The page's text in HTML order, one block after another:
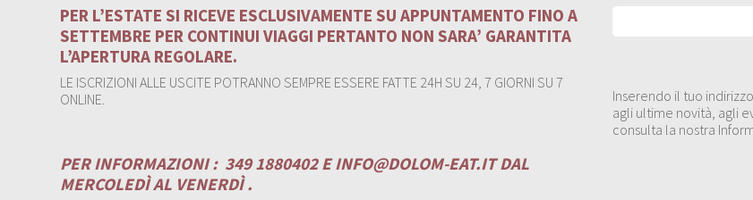
PER L’ESTATE SI RICEVE ESCLUSIVAMENTE SU APPUNTAMENTO FINO A
SETTEMBRE PER CONTINUI VIAGGI PERTANTO NON SARA’ GARANTITA
L’APERTURA REGOLARE.
LE ISCRIZIONI ALLE USCITE POTRANNO SEMPRE ESSERE FATTE 24H SU 24, 7 GIORNI SU 7
ONLINE.
PER INFORMAZIONI : 349 1880402 EINFO@DOLOM-EAT.ITDAL
MERCOLEDÌ AL VENERDÌ .
Inserendo il tuo
agli ultime novità, agli
consulta la nostra